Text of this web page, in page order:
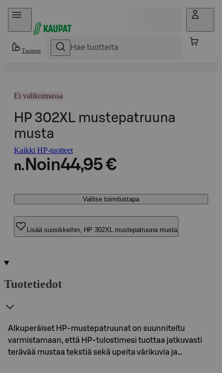
Hyppää sisältöön
Tuotteet
Ei valikoimassa
HP 302XL mustepatruuna
musta
Kaikki HP-tuotteet
n. Noin44,95 €
Valitse toimitustapa
Lisää suosikkeihin, HP 302XL mustepatruuna musta
Tuotetiedot
Alkuperäiset HP-mustepatruunat on suunniteltu
varmistamaan, että HP-tulostimesi tuottaa jatkuvasti
terävää mustaa tekstiä sekä upeita värikuvia ja…